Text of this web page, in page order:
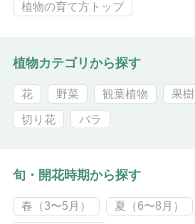
植物の育て方トップ
植物カテゴリから探す
花 野菜 観葉植物 果樹
切り花 バラ
旬・開花時期から探す
春（3〜5月） 夏（6〜8月）